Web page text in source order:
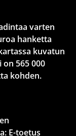
varten
hanketta
kuvatun
565 000
kohden.
E-toetus